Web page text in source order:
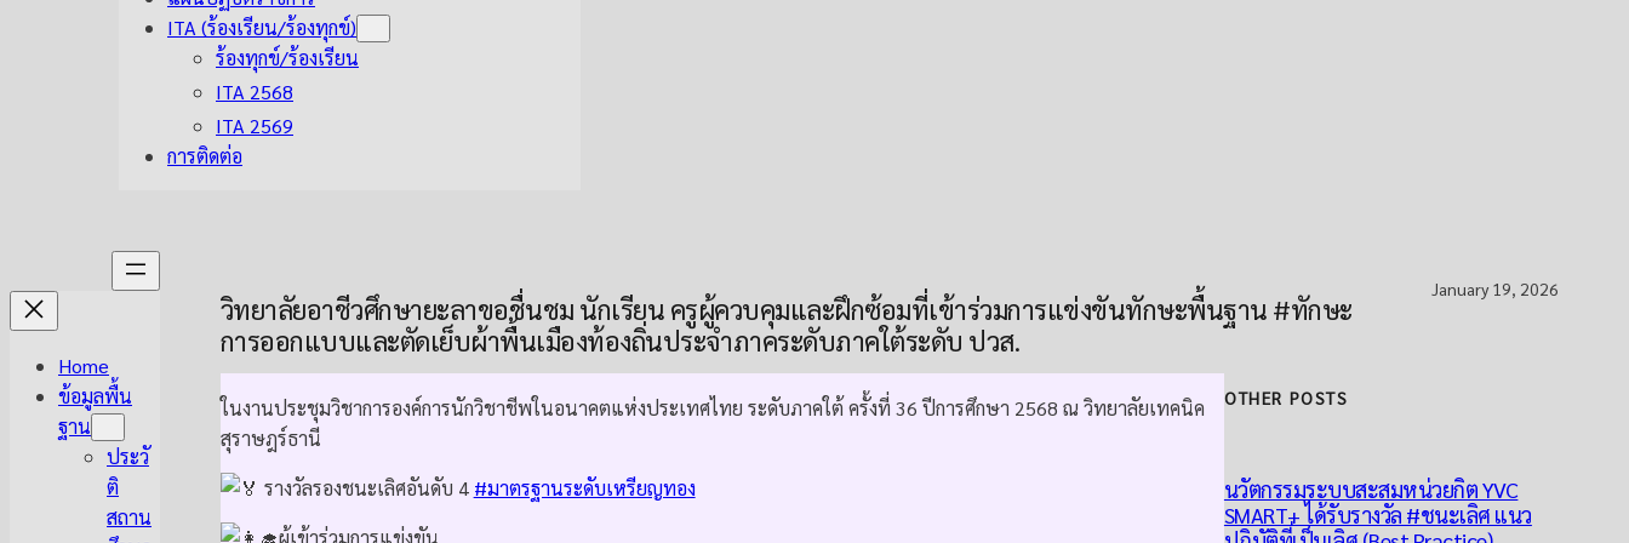
ITA (ร้องเรียน/ร้องทุกข์)
ร้องทุกข์/ร้องเรียน
ITA 2568
ITA 2569
การติดต่อ
Home
ข้อมูลพื้น
ฐาน
ประวั
ติ
สถาน
วิทยาลัยอาชีวศึกษายะลาขอชื่นชม นักเรียน ครูผู้ควบคุมและฝึกซ้อมที่เข้าร่วมการแข่งขันทักษะพื้นฐาน #ทักษะ
การออกแบบและตัดเย็บผ้าพื้นเมืองท้องถิ่นประจำภาคระดับภาคใต้ระดับ ปวส.
January 19, 2026
ในงานประชุมวิชาการองค์การนักวิชาชีพในอนาคตแห่งประเทศไทย ระดับภาคใต้ ครั้งที่ 36 ปีการศึกษา 2568 ณ วิทยาลัยเทคนิค
สุราษฎร์ธานี
รางวัลรองชนะเลิศอันดับ 4 #มาตรฐานระดับเหรียญทอง
OTHER POSTS
นวัตกรรมระบบสะสมหน่วยกิต YVC
SMART+ ได้รับรางวัล #ชนะเลิศ แนว